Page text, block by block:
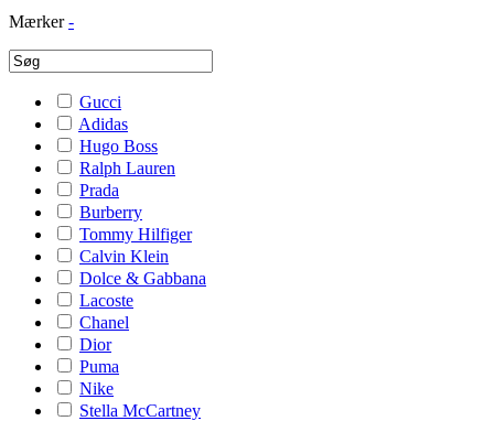
Mærker -
Gucci
Adidas
Hugo Boss
Ralph Lauren
Prada
Burberry
Tommy Hilfiger
Calvin Klein
Dolce & Gabbana
Lacoste
Chanel
Dior
Puma
Nike
Stella McCartney